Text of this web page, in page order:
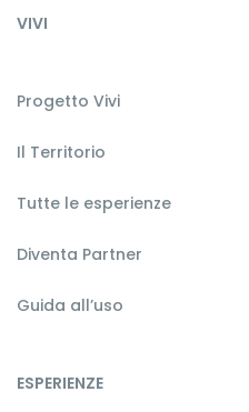
VIVI
Progetto Vivi
Il Territorio
Tutte le esperienze
Diventa Partner
Guida all’uso
ESPERIENZE